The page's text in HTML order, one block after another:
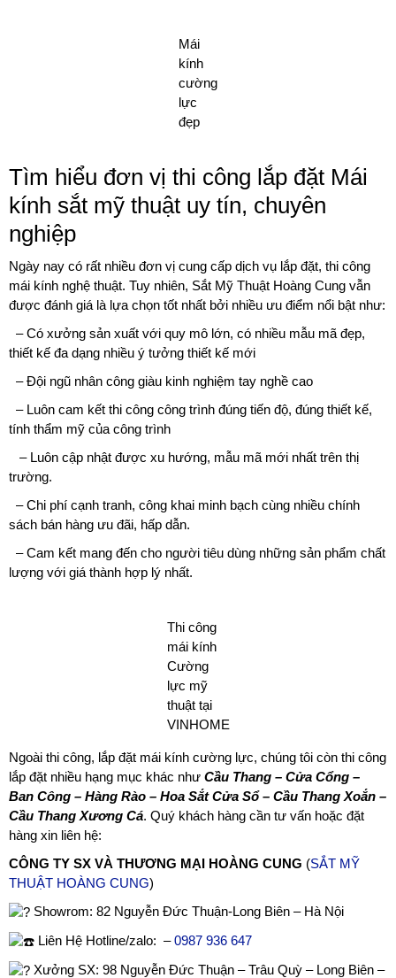
Mái
kính
cường
lực
đẹp
Tìm hiểu đơn vị thi công lắp đặt Mái
kính sắt mỹ thuật uy tín, chuyên
nghiệp
Ngày nay có rất nhiều đơn vị cung cấp dịch vụ lắp đặt, thi công
mái kính nghệ thuật. Tuy nhiên, Sắt Mỹ Thuật Hoàng Cung vẫn
được đánh giá là lựa chọn tốt nhất bởi nhiều ưu điểm nổi bật như:
– Có xưởng sản xuất với quy mô lớn, có nhiều mẫu mã đẹp,
thiết kế đa dạng nhiều ý tưởng thiết kế mới
– Đội ngũ nhân công giàu kinh nghiệm tay nghề cao
– Luôn cam kết thi công công trình đúng tiến độ, đúng thiết kế,
tính thẩm mỹ của công trình
– Luôn cập nhật được xu hướng, mẫu mã mới nhất trên thị
trường.
– Chi phí cạnh tranh, công khai minh bạch cùng nhiều chính
sách bán hàng ưu đãi, hấp dẫn.
– Cam kết mang đến cho người tiêu dùng những sản phẩm chất
lượng với giá thành hợp lý nhất.
Thi công
mái kính
Cường
lực mỹ
thuật tại
VINHOME
Ngoài thi công, lắp đặt mái kính cường lực, chúng tôi còn thi công
lắp đặt nhiều hạng mục khác như Cầu Thang – Cửa Cổng –
Ban Công – Hàng Rào – Hoa Sắt Cửa Sổ – Cầu Thang Xoắn –
Cầu Thang Xương Cá. Quý khách hàng cần tư vấn hoặc đặt
hàng xin liên hệ:
CÔNG TY SX VÀ THƯƠNG MẠI HOÀNG CUNG (SẮT MỸ
THUẬT HOÀNG CUNG)
Showrom: 82 Nguyễn Đức Thuận-Long Biên – Hà Nội
Liên Hệ Hotline/zalo: –0987 936 647
Xưởng SX: 98 Nguyễn Đức Thuận – Trâu Quỳ – Long Biên –